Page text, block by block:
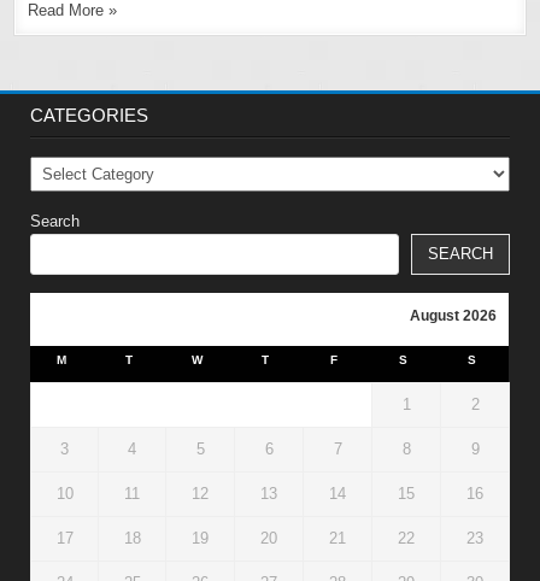
Read More »
CATEGORIES
Categories
Search
SEARCH
August 2026
M T W T F S S
1 2
3 4 5 6 7 8 9
10 11 12 13 14 15 16
17 18 19 20 21 22 23